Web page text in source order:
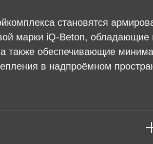
становятся
марки iQ-Beton, обладающие
также обеспечивающие
в надпроёмном